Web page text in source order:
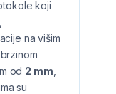
koji
na višim
od 2 mm
su